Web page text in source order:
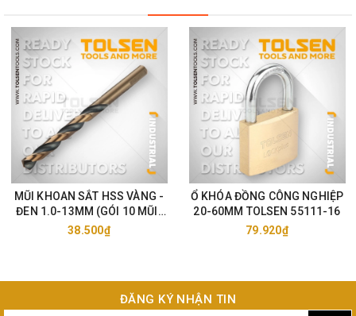
MŨI KHOAN SẮT HSS VÀNG -
ĐEN 1.0-13MM (GÓI 10 MŨI)
TOLSEN 75105-33
38.500₫
Ổ KHÓA ĐỒNG CÔNG NGHIỆP
20-60MM TOLSEN 55111-16
79.920₫
ĐĂNG KÝ NHẬN TIN